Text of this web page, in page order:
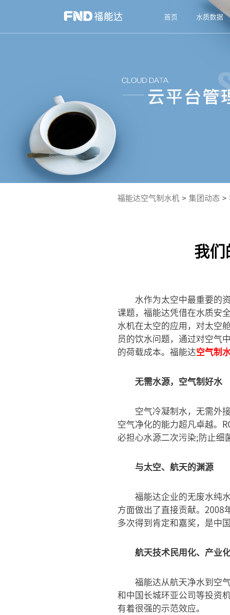
首页 水质数据
福能达空气制水机 > 集团动态 >
我
水作为太空中最重要的
课题，福能达凭借在水质安
水机在太空的应用，对太空
员的饮水问题，通过对空气
的荷载成本。福能达空气制
无需水源，空气制好水
空气冷凝制水，无需外
空气净化的能力超凡卓越。
必担心水源二次污染;防止细
与太空、航天的渊源
福能达企业的无废水纯
方面做出了直接贡献。2008
多次得到肯定和嘉奖，是中
航天技术民用化、产业
福能达从航天净水到空
和中国长城环亚公司等投资
有着很强的示范效应。